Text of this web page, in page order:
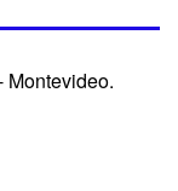
Montevideo.